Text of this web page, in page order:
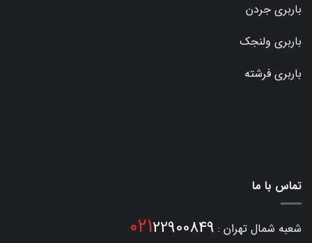
باربری جردن
باربری ولنجک
باربری فرشته
تماس با ما
شعبه شمال تهران : 02122900849